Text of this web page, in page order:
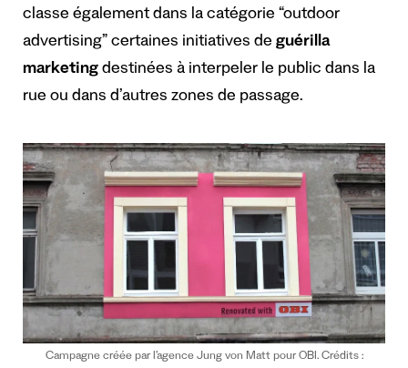
classe également dans la catégorie “outdoor
advertising” certaines initiatives de guérilla
marketing destinées à interpeler le public dans la
rue ou dans d’autres zones de passage.
Campagne créée par l’agence Jung von Matt pour OBI. Crédits :